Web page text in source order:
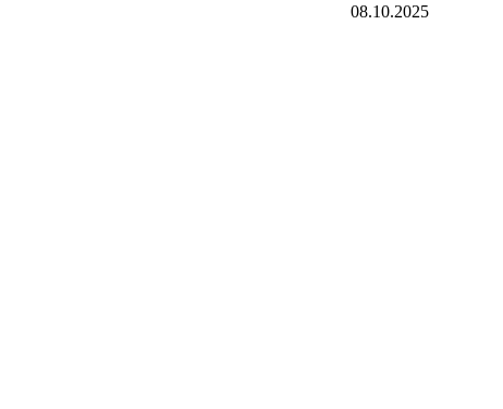
08.10.2025